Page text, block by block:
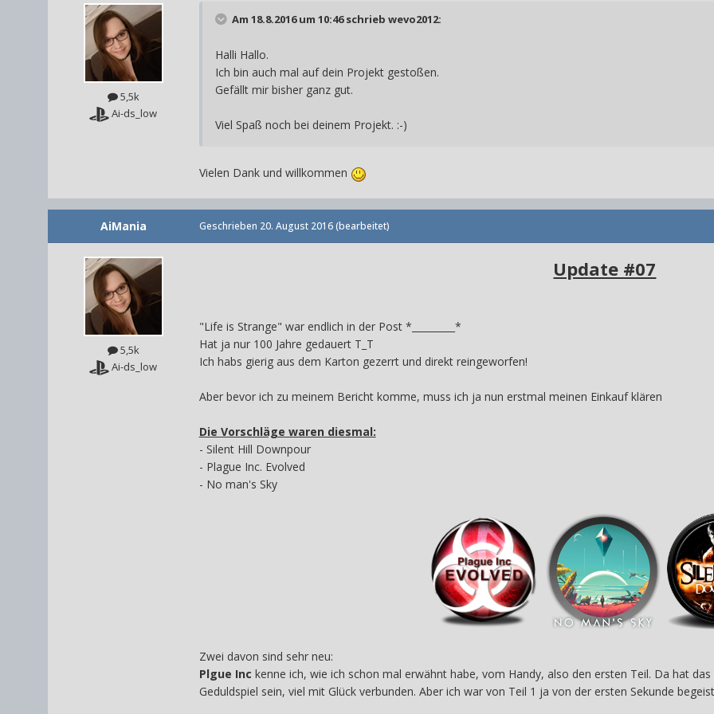
5,5k
Ai-ds_low
Am 18.8.2016 um 10:46 schrieb wevo2012:
Halli Hallo.
Ich bin auch mal auf dein Projekt gestoßen.
Gefällt mir bisher ganz gut.
Viel Spaß noch bei deinem Projekt. :-)
Vielen Dank und willkommen
AiMania
5,5k
Ai-ds_low
Geschrieben 20. August 2016 (bearbeitet)
Update #07
"Life is Strange" war endlich in der Post *_________*
Hat ja nur 100 Jahre gedauert T_T
Ich habs gierig aus dem Karton gezerrt und direkt reingeworfen!
Aber bevor ich zu meinem Bericht komme, muss ich ja nun erstmal meinen Einkauf klären
Die Vorschläge waren diesmal:
- Silent Hill Downpour
- Plague Inc. Evolved
- No man's Sky
Zwei davon sind sehr neu:
Plgue Inc kenne ich, wie ich schon mal erwähnt habe, vom Handy, also den ersten Teil. Da hat
Geduldspiel sein, viel mit Glück verbunden. Aber ich war von Teil 1 ja von der ersten Sekunde